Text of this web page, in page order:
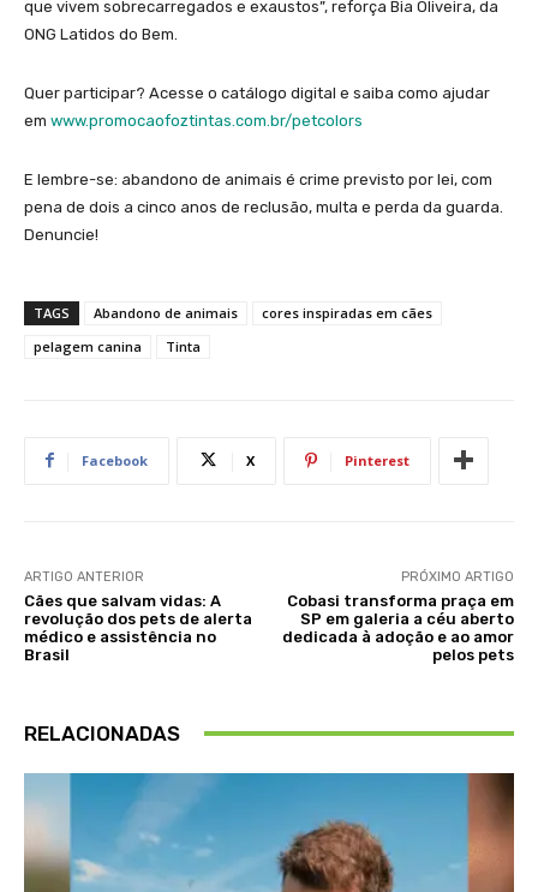
que vivem sobrecarregados e exaustos”, reforça Bia Oliveira, da
ONG Latidos do Bem.
Quer participar? Acesse o catálogo digital e saiba como ajudar
em www.promocaofoztintas.com.br/petcolors
E lembre-se: abandono de animais é crime previsto por lei, com
pena de dois a cinco anos de reclusão, multa e perda da guarda.
Denuncie!
TAGS Abandono de animais
cores inspiradas em cães
pelagem canina
Tinta
Facebook X Pinterest
ARTIGO ANTERIOR
Cães que salvam vidas: A
revolução dos pets de alerta
médico e assistência no
Brasil
PRÓXIMO ARTIGO
Cobasi transforma praça em
SP em galeria a céu aberto
dedicada à adoção e ao amor
pelos pets
RELACIONADAS